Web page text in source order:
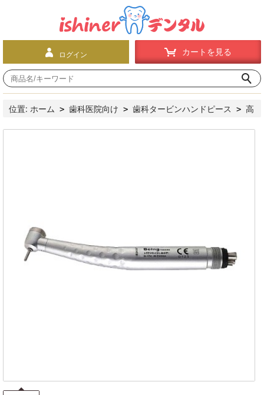
ログイン カートを見る
位置: ホーム > 歯科医院向け > 歯科タービンハンドピース > 高